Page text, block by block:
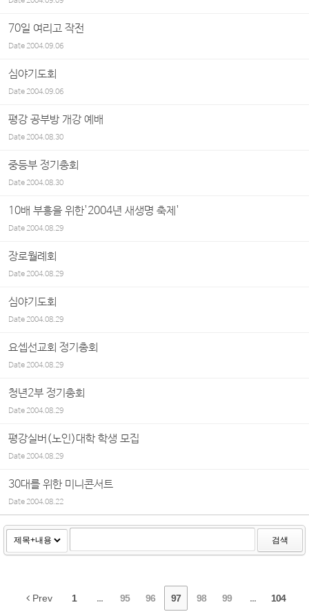
70일 여리고 작전
Date2004.09.06
심야기도회
Date2004.09.06
평강 공부방 개강 예배
Date2004.08.30
중등부 정기총회
Date2004.08.30
10배 부흥을 위한'2004년 새생명 축제'
Date2004.08.29
장로월례회
Date2004.08.29
심야기도회
Date2004.08.29
요셉선교회 정기총회
Date2004.08.29
청년2부 정기총회
Date2004.08.29
평강실버(노인)대학 학생 모집
Date2004.08.29
30대를 위한 미니콘서트
Date2004.08.22
검색
Prev 1 ... 95 96 97 98 99 ... 104